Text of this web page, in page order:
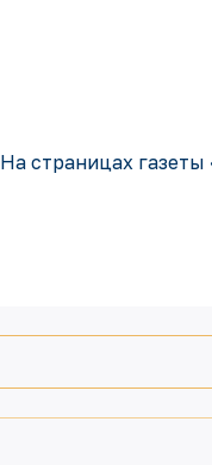
На страницах газеты